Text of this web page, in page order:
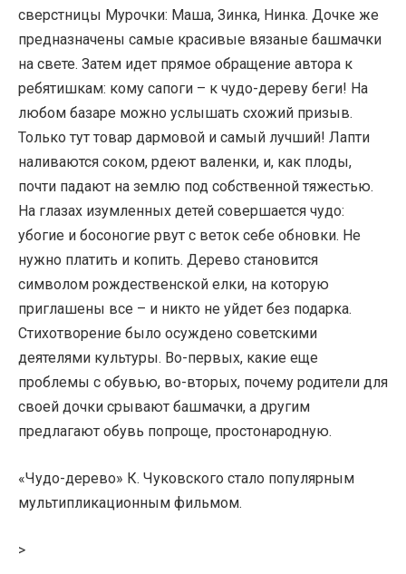
сверстницы Мурочки: Маша, Зинка, Нинка. Дочке же
предназначены самые красивые вязаные башмачки
на свете. Затем идет прямое обращение автора к
ребятишкам: кому сапоги – к чудо-дереву беги! На
любом базаре можно услышать схожий призыв.
Только тут товар дармовой и самый лучший! Лапти
наливаются соком, рдеют валенки, и, как плоды,
почти падают на землю под собственной тяжестью.
На глазах изумленных детей совершается чудо:
убогие и босоногие рвут с веток себе обновки. Не
нужно платить и копить. Дерево становится
символом рождественской елки, на которую
приглашены все – и никто не уйдет без подарка.
Стихотворение было осуждено советскими
деятелями культуры. Во-первых, какие еще
проблемы с обувью, во-вторых, почему родители для
своей дочки срывают башмачки, а другим
предлагают обувь попроще, простонародную.
«Чудо-дерево» К. Чуковского стало популярным
мультипликационным фильмом.
>